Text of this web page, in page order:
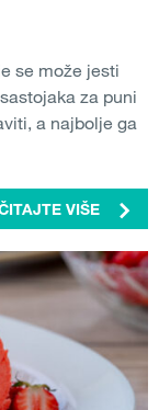
se može jesti
za puni
a najbolje ga
VIŠE